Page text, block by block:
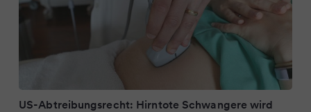
US-Abtreibungsrecht: Hirntote Schwangere wird